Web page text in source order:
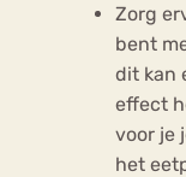
Zorg
bent
dit kan
effect
voor je
het